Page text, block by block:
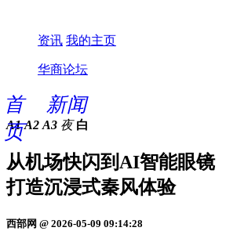
资讯 我的主页
华商论坛
首
页
新闻
A1 A2 A3 夜 白
从机场快闪到AI智能眼镜
打造沉浸式秦风体验
西部网 @ 2026-05-09 09:14:28